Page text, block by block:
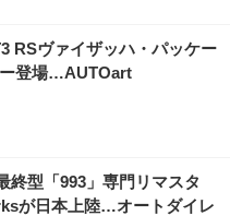
RSヴァイザッハ・パッケー
登場…AUTOart
終型「993」専門リマスタ
が日本上陸…オートダイレ